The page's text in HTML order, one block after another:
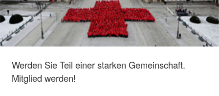
Werden Sie Teil einer starken Gemeinschaft.
Mitglied werden!